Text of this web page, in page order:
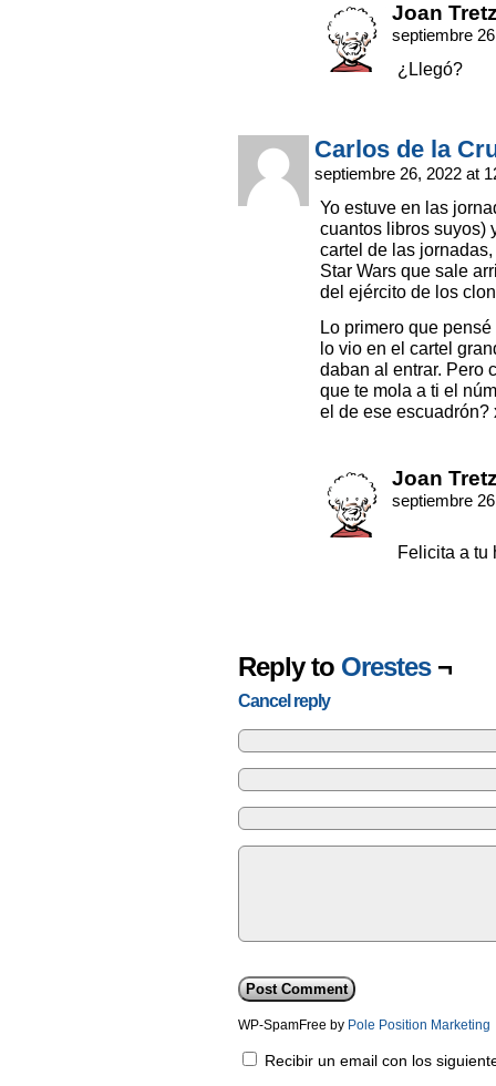
Joan
septiembre
¿Llegó?
Carlos de la
septiembre 26, 2022 at
Yo estuve en las
cuantos libros suyos)
cartel de las
Star Wars que sale
del ejército de los
Lo primero que
lo vio en el cartel
daban al entrar. Pero
que te mola a ti el
el de ese escuadrón?
Joan
septiembre
Felicita a tu
Reply to Orestes¬
Cancel reply
WP-SpamFree by Pole Position Marketing
Recibir un email con los